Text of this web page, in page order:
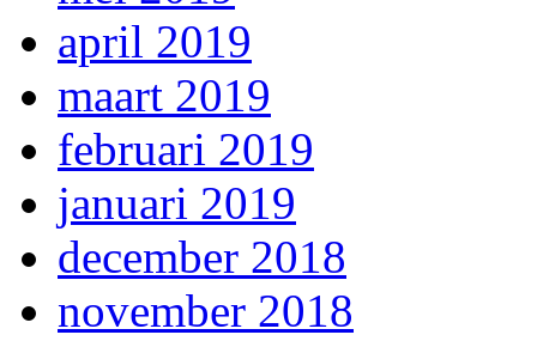
april 2019
maart 2019
februari 2019
januari 2019
december 2018
november 2018